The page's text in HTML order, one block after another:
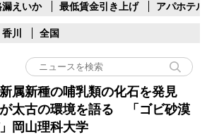
えいか 最低賃金引き上げ アパホテル
香川 全国
属新種の哺乳類の化石を発見
太古の環境を語る 「ゴビ砂漠
岡山理科大学